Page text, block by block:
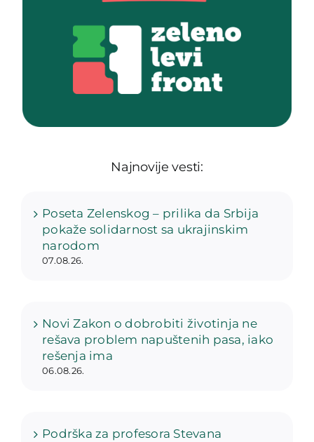
Najnovije vesti:
Poseta Zelenskog – prilika da Srbija
pokaže solidarnost sa ukrajinskim
narodom
07.08.26.
Novi Zakon o dobrobiti životinja ne
rešava problem napuštenih pasa, iako
rešenja ima
06.08.26.
Podrška za profesora Stevana